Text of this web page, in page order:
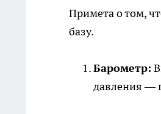
Примета о том,
базу.
Барометр:
давления —